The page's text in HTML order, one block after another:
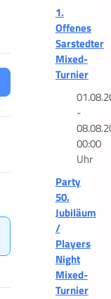
1.
Offenes
Sarstedter
Mixed-
Turnier
-
00:00
Uhr
Party
50.
Jubiläum
/
Players
Night
Mixed-
Turnier